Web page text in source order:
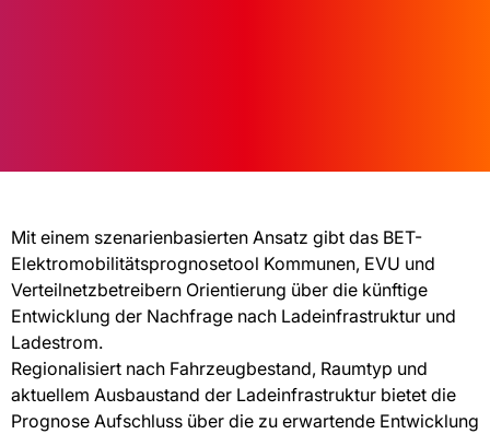
Mit einem szenarienbasierten Ansatz gibt das BET-
Elektromobilitätsprognosetool Kommunen, EVU und
Verteilnetzbetreibern Orientierung über die künftige
Entwicklung der Nachfrage nach Ladeinfrastruktur und
Ladestrom.
Regionalisiert nach Fahrzeugbestand, Raumtyp und
aktuellem Ausbaustand der Ladeinfrastruktur bietet die
Prognose Aufschluss über die zu erwartende Entwicklung